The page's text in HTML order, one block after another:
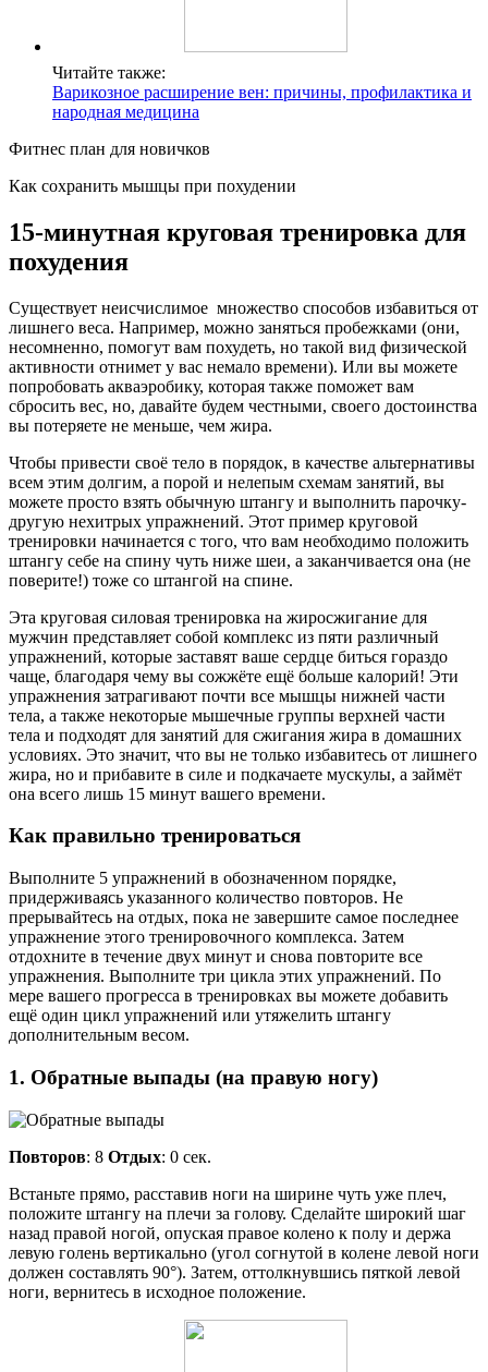
Читайте также:
Варикозное расширение вен: причины, профилактика и
народная медицина
Фитнес план для новичков
Как сохранить мышцы при похудении
15-минутная круговая тренировка для
похудения
Существует неисчислимое множество способов избавиться от
лишнего веса. Например, можно заняться пробежками (они,
несомненно, помогут вам похудеть, но такой вид физической
активности отнимет у вас немало времени). Или вы можете
попробовать акваэробику, которая также поможет вам
сбросить вес, но, давайте будем честными, своего достоинства
вы потеряете не меньше, чем жира.
Чтобы привести своё тело в порядок, в качестве альтернативы
всем этим долгим, а порой и нелепым схемам занятий, вы
можете просто взять обычную штангу и выполнить парочку-
другую нехитрых упражнений. Этот пример круговой
тренировки начинается с того, что вам необходимо положить
штангу себе на спину чуть ниже шеи, а заканчивается она (не
поверите!) тоже со штангой на спине.
Эта круговая силовая тренировка на жиросжигание для
мужчин представляет собой комплекс из пяти различный
упражнений, которые заставят ваше сердце биться гораздо
чаще, благодаря чему вы сожжёте ещё больше калорий! Эти
упражнения затрагивают почти все мышцы нижней части
тела, а также некоторые мышечные группы верхней части
тела и подходят для занятий для сжигания жира в домашних
условиях. Это значит, что вы не только избавитесь от лишнего
жира, но и прибавите в силе и подкачаете мускулы, а займёт
она всего лишь 15 минут вашего времени.
Как правильно тренироваться
Выполните 5 упражнений в обозначенном порядке,
придерживаясь указанного количество повторов. Не
прерывайтесь на отдых, пока не завершите самое последнее
упражнение этого тренировочного комплекса. Затем
отдохните в течение двух минут и снова повторите все
упражнения. Выполните три цикла этих упражнений. По
мере вашего прогресса в тренировках вы можете добавить
ещё один цикл упражнений или утяжелить штангу
дополнительным весом.
1. Обратные выпады (на правую ногу)
Повторов: 8 Отдых: 0 сек.
Встаньте прямо, расставив ноги на ширине чуть уже плеч,
положите штангу на плечи за голову. Сделайте широкий шаг
назад правой ногой, опуская правое колено к полу и держа
левую голень вертикально (угол согнутой в колене левой ноги
должен составлять 90°). Затем, оттолкнувшись пяткой левой
ноги, вернитесь в исходное положение.